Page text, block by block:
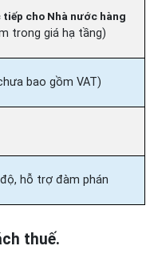
cho Nhà nước hàng
trong giá hạ tầng)
bao gồm VAT)
hỗ trợ đàm phán
thuế.